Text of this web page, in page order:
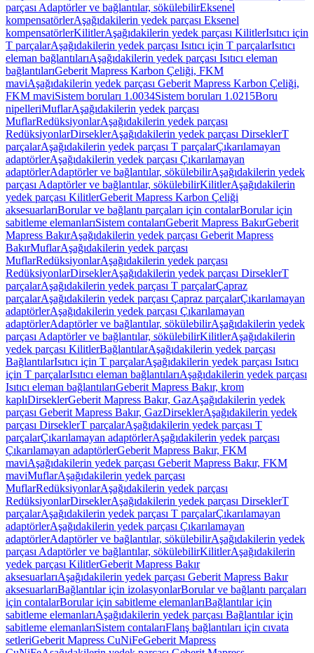
parçası Adaptörler ve bağlantılar, sökülebilirEksenel
kompensatörlerAşağıdakilerin yedek parçası Eksenel
kompensatörlerKilitlerAşağıdakilerin yedek parçası KilitlerIsıtıcı için
T parçalarAşağıdakilerin yedek parçası Isıtıcı için T parçalarIsıtıcı
eleman bağlantılarıAşağıdakilerin yedek parçası Isıtıcı eleman
bağlantılarıGeberit Mapress Karbon Çeliği, FKM
maviAşağıdakilerin yedek parçası Geberit Mapress Karbon Çeliği,
FKM maviSistem boruları 1.0034Sistem boruları 1.0215Boru
nipelleriMuflarAşağıdakilerin yedek parçası
MuflarRedüksiyonlarAşağıdakilerin yedek parçası
RedüksiyonlarDirseklerAşağıdakilerin yedek parçası DirseklerT
parçalarAşağıdakilerin yedek parçası T parçalarÇıkarılamayan
adaptörlerAşağıdakilerin yedek parçası Çıkarılamayan
adaptörlerAdaptörler ve bağlantılar, sökülebilirAşağıdakilerin yedek
parçası Adaptörler ve bağlantılar, sökülebilirKilitlerAşağıdakilerin
yedek parçası KilitlerGeberit Mapress Karbon Çeliği
aksesuarlarıBorular ve bağlantı parçaları için contalarBorular için
sabitleme elemanlarıSistem contalarıGeberit Mapress BakırGeberit
Mapress BakırAşağıdakilerin yedek parçası Geberit Mapress
BakırMuflarAşağıdakilerin yedek parçası
MuflarRedüksiyonlarAşağıdakilerin yedek parçası
RedüksiyonlarDirseklerAşağıdakilerin yedek parçası DirseklerT
parçalarAşağıdakilerin yedek parçası T parçalarÇapraz
parçalarAşağıdakilerin yedek parçası Çapraz parçalarÇıkarılamayan
adaptörlerAşağıdakilerin yedek parçası Çıkarılamayan
adaptörlerAdaptörler ve bağlantılar, sökülebilirAşağıdakilerin yedek
parçası Adaptörler ve bağlantılar, sökülebilirKilitlerAşağıdakilerin
yedek parçası KilitlerBağlantılarAşağıdakilerin yedek parçası
BağlantılarIsıtıcı için T parçalarAşağıdakilerin yedek parçası Isıtıcı
için T parçalarIsıtıcı eleman bağlantılarıAşağıdakilerin yedek parçası
Isıtıcı eleman bağlantılarıGeberit Mapress Bakır, krom
kaplıDirseklerGeberit Mapress Bakır, GazAşağıdakilerin yedek
parçası Geberit Mapress Bakır, GazDirseklerAşağıdakilerin yedek
parçası DirseklerT parçalarAşağıdakilerin yedek parçası T
parçalarÇıkarılamayan adaptörlerAşağıdakilerin yedek parçası
Çıkarılamayan adaptörlerGeberit Mapress Bakır, FKM
maviAşağıdakilerin yedek parçası Geberit Mapress Bakır, FKM
maviMuflarAşağıdakilerin yedek parçası
MuflarRedüksiyonlarAşağıdakilerin yedek parçası
RedüksiyonlarDirseklerAşağıdakilerin yedek parçası DirseklerT
parçalarAşağıdakilerin yedek parçası T parçalarÇıkarılamayan
adaptörlerAşağıdakilerin yedek parçası Çıkarılamayan
adaptörlerAdaptörler ve bağlantılar, sökülebilirAşağıdakilerin yedek
parçası Adaptörler ve bağlantılar, sökülebilirKilitlerAşağıdakilerin
yedek parçası KilitlerGeberit Mapress Bakır
aksesuarlarıAşağıdakilerin yedek parçası Geberit Mapress Bakır
aksesuarlarıBağlantılar için izolasyonlarBorular ve bağlantı parçaları
için contalarBorular için sabitleme elemanlarıBağlantılar için
sabitleme elemanlarıAşağıdakilerin yedek parçası Bağlantılar için
sabitleme elemanlarıSistem contalarıFlanş bağlantıları için cıvata
setleriGeberit Mapress CuNiFeGeberit Mapress